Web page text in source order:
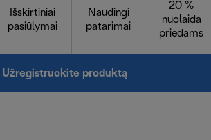
Išskirtiniai
pasiūlymai
Naudingi
patarimai
20 %
nuolaida
priedams
Užregistruokite produktą